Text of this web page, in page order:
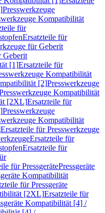
Presswerkzeuge
Kompatibilität
für
Ersatzteile für
für Geberit
Geberit
[1]Ersatzteile für
Kompatibilität
[2]Presswerkzeuge
Kompatibilität
[2XL]Ersatzteile für
Presswerkzeuge
Kompatibilität
Ersatzteile für Presswerkzeuge
Ersatzteile für
Ersatzteile für
für PressgerätePressgeräte
Kompatibilität
für Pressgeräte
[2XL]Ersatzteile für
Kompatibilität [4] /